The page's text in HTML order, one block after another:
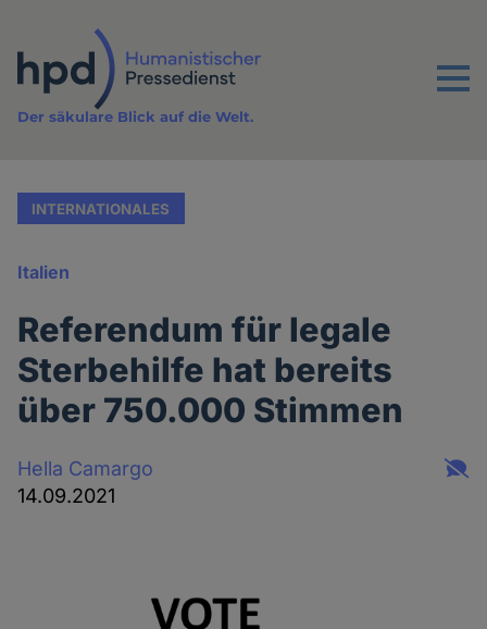
Inhalt
Menu
Der säkulare Blick auf die Welt.
INTERNATIONALES
Italien
Referendum für legale
Sterbehilfe hat bereits
über 750.000 Stimmen
Hella Camargo
14.09.2021